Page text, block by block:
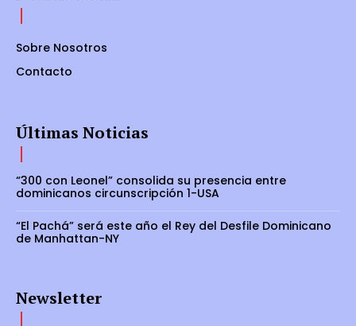
Sobre Nosotros
Contacto
Últimas Noticias
“300 con Leonel” consolida su presencia entre
dominicanos circunscripción 1-USA
“El Pachá” será este año el Rey del Desfile Dominicano
de Manhattan-NY
Newsletter